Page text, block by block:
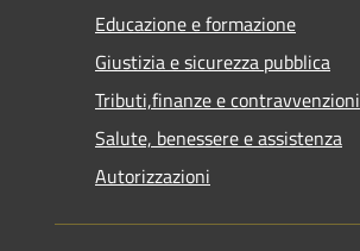
Educazione e formazione
Giustizia e sicurezza pubblica
Tributi,finanze e contravvenzioni
Salute, benessere e assistenza
Autorizzazioni